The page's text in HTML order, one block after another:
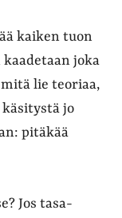
kaiken tuon
joka
lie teoriaa,
jo
pitäkää
Jos tasa-